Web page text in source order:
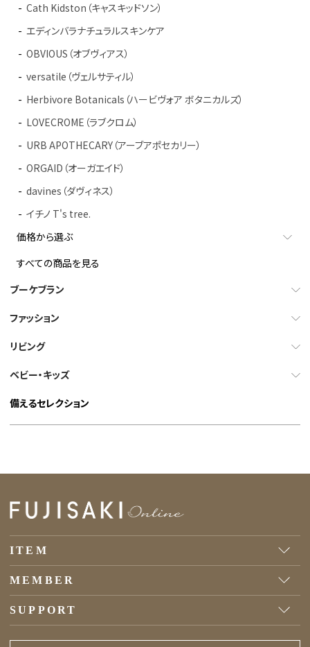
Cath Kidston（キャスキッドソン）
エディンバラナチュラルスキンケア
OBVIOUS（オブヴィアス）
versatile（ヴェルサティル）
Herbivore Botanicals（ハービヴォア ボタニカルズ）
LOVECROME（ラブクロム）
URB APOTHECARY（アーブアポセカリー）
ORGAID（オーガエイド）
davines（ダヴィネス）
イチノ T's tree.
価格から選ぶ
すべての商品を見る
ブーケブラン
ファッション
リビング
ベビー・キッズ
備えるセレクション
ITEM
MEMBER
SUPPORT